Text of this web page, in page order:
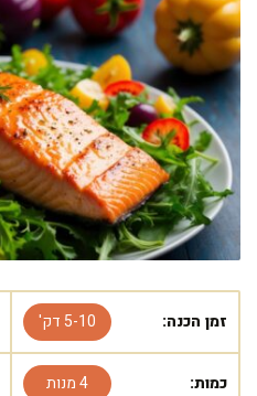
זמן הכנה: 5-10 דק'
כמות: 4 מנות